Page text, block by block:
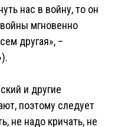
нас в войну, то он
мгновенно
другая», –
и другие
поэтому следует
не надо кричать, не